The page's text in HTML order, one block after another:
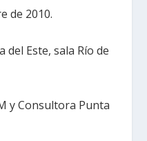
de 2010.
Este, sala Río de
y Consultora Punta